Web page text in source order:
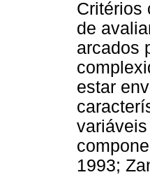
Critérios
de
arcados
estar
1993;